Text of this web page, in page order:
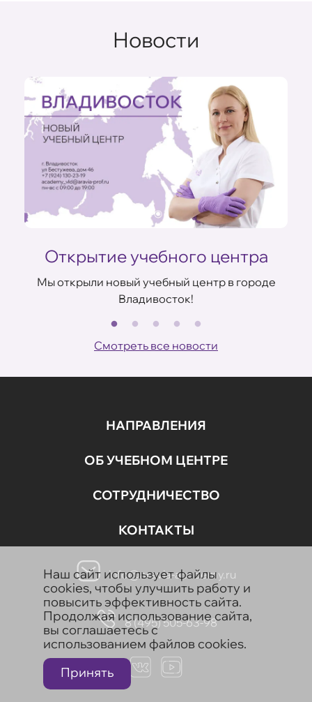
Новости
Открытие учебного центра
Мы открыли новый учебный центр в городе
Владивосток!
Смотреть все новости
НАПРАВЛЕНИЯ
ОБ УЧЕБНОМ ЦЕНТРЕ
СОТРУДНИЧЕСТВО
КОНТАКТЫ
info@aravia-academy.ru
8 (495) 505-63-98
Наш сайт использует файлы
cookies, чтобы улучшить работу и
повысить эффективность сайта.
Продолжая использование сайта,
вы соглашаетесь с
использованием файлов cookies.
Принять